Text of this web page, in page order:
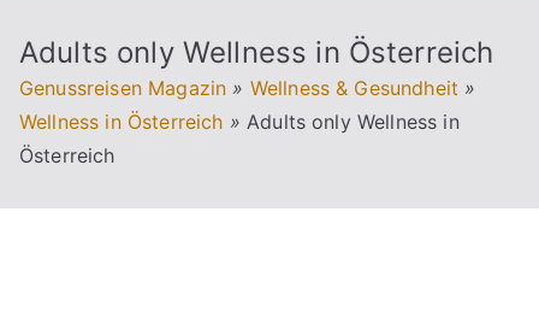
Adults only Wellness in Österreich
Genussreisen Magazin » Wellness & Gesundheit »
Wellness in Österreich » Adults only Wellness in
Österreich